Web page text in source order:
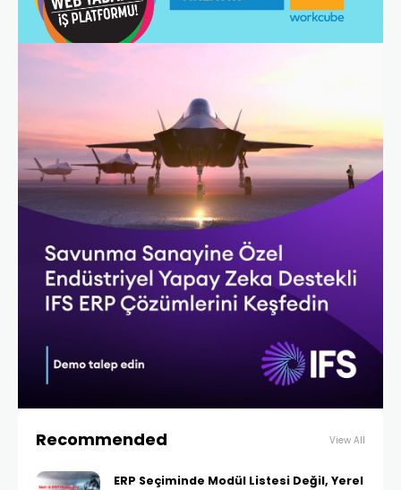
Recommended View All
ERP Seçiminde Modül Listesi Değil, Yerel